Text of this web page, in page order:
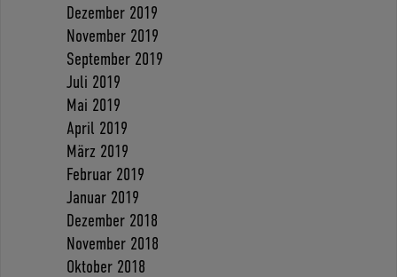
Dezember 2019
November 2019
September 2019
Juli 2019
Mai 2019
April 2019
März 2019
Februar 2019
Januar 2019
Dezember 2018
November 2018
Oktober 2018